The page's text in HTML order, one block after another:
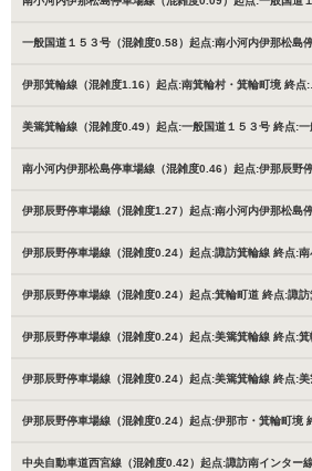
一般国道１５３号（混雑度0.58）起点:南小河内伊那松島
伊那箕輪線（混雑度1.16）起点:南箕輪村・箕輪町境 終点
美篶箕輪線（混雑度0.49）起点:一般国道１５３号 終点:
南小河内伊那松島停車場線（混雑度0.46）起点:伊那辰野
伊那辰野停車場線（混雑度1.27）起点:南小河内伊那松島
伊那辰野停車場線（混雑度0.24）起点:諏訪箕輪線 終点:
伊那辰野停車場線（混雑度0.24）起点:箕輪町道 終点:諏
伊那辰野停車場線（混雑度0.24）起点:美篶箕輪線 終点:
伊那辰野停車場線（混雑度0.24）起点:美篶箕輪線 終点:
伊那辰野停車場線（混雑度0.24）起点:伊那市・箕輪町境
中央自動車道西宮線（混雑度0.42）起点:諏訪南インター